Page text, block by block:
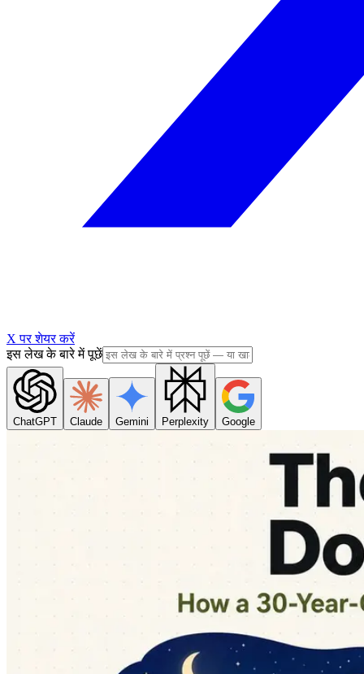
X पर शेयर करें
इस लेख के बारे में पूछें
ChatGPT Claude Gemini Perplexity Google